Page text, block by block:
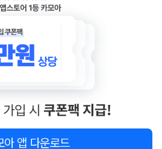
구에게 정보를 공유해보세요
카카오톡 링크복사
아 앱 다운로드